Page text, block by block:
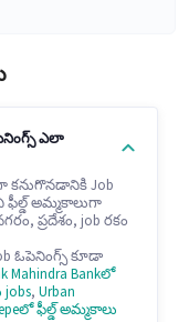
ఎలా
కనుగొనడానికి Job
ఫీల్డ్ అమ్మకాలుగా
ప్రదేశం, job రకం
ఓపెనింగ్స్ కూడా
Mahindra Bankలో
, Urban
ఫీల్డ్ అమ్మకాలు